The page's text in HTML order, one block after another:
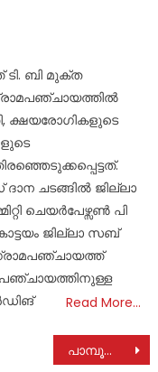
ടി. ബി മുക്ത
ക്ഷയരോഗികളുടെ
ചടങ്ങിൽ ജില്ലാ
ചെയർപേഴ്സൺ പി
ജില്ലാ സബ്
ഗ്രാമപഞ്ചായത്ത്
Read More…
പാമ്പൂരാംപാറ തീർത്ഥാടന കേന്ദ്രത്തിലെ നവീകരിച്ച ദേവാലയം ആശീർവദിച്ചു